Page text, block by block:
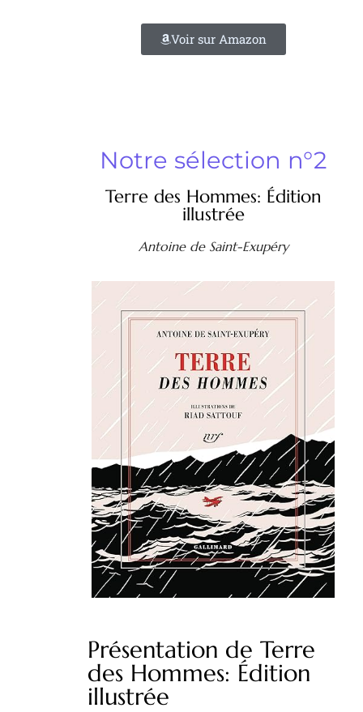
Voir sur Amazon
Notre sélection n°2
Terre des Hommes: Édition
illustrée
Antoine de Saint-Exupéry
Présentation de Terre
des Hommes: Édition
illustrée